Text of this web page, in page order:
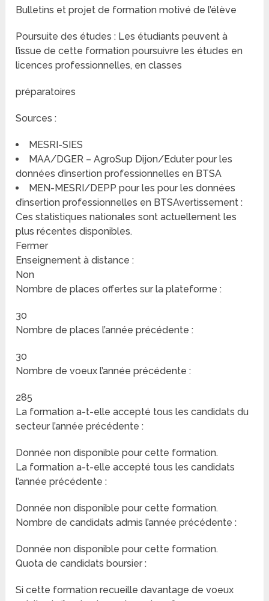
Bulletins et projet de formation motivé de l’élève
Poursuite des études : Les étudiants peuvent à
l’issue de cette formation poursuivre les études en
licences professionnelles, en classes
préparatoires
Sources :
MESRI-SIES
MAA/DGER – AgroSup Dijon/Eduter pour les
données d’insertion professionnelles en BTSA
MEN-MESRI/DEPP pour les pour les données
d’insertion professionnelles en BTSAvertissement :
Ces statistiques nationales sont actuellement les
plus récentes disponibles.
Fermer
Enseignement à distance :
Non
Nombre de places offertes sur la plateforme :
30
Nombre de places l’année précédente :
30
Nombre de voeux l’année précédente :
285
La formation a-t-elle accepté tous les candidats du
secteur l’année précédente :
Donnée non disponible pour cette formation.
La formation a-t-elle accepté tous les candidats
l’année précédente :
Donnée non disponible pour cette formation.
Nombre de candidats admis l’année précédente :
Donnée non disponible pour cette formation.
Quota de candidats boursier :
Si cette formation recueille davantage de voeux